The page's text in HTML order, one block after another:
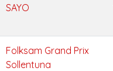
SAYO
Folksam Grand Prix
Sollentuna